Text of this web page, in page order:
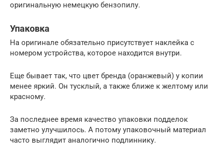
оригинальную немецкую бензопилу.
Упаковка
На оригинале обязательно присутствует наклейка с
номером устройства, которое находится внутри.
Еще бывает так, что цвет бренда (оранжевый) у копии
менее яркий. Он тусклый, а также ближе к желтому или
красному.
За последнее время качество упаковки подделок
заметно улучшилось. А потому упаковочный материал
часто выглядит аналогично подлиннику.